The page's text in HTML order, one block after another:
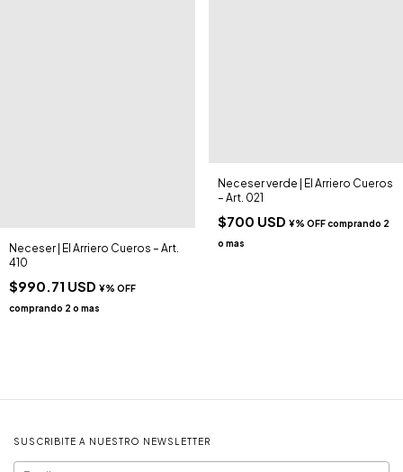
Neceser | El Arriero Cueros – Art.
410
$990.71 USD
Neceser verde | El Arriero Cueros
– Art. 021
$700 USD
SUSCRIBITE A NUESTRO NEWSLETTER